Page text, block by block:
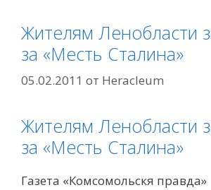
Жителям Ленобласти
за «Месть Сталина»
05.02.2011 от Heracleum
Жителям Ленобласти
за «Месть Сталина»
Газета «Комсомольскя правда»